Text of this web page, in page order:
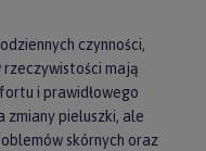
czynności,
mają
i prawidłowego
zmiany pieluszki, ale
skórnych oraz